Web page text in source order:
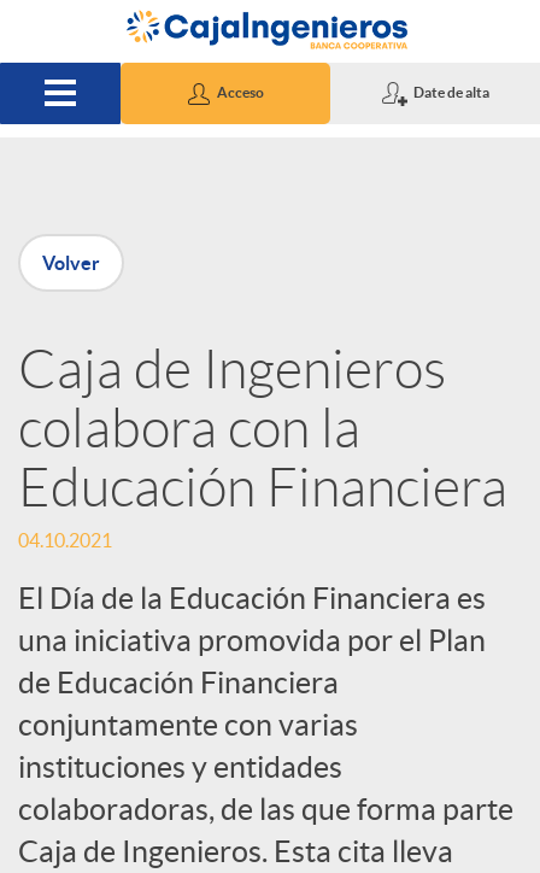
Saltar al contenido principal
Acceso Date de alta
P
u
b
l
i
c
a
d
o
Volver
Caja de Ingenieros
colabora con la
Educación Financiera
04.10.2021
El Día de la Educación Financiera es
una iniciativa promovida por el Plan
de Educación Financiera
conjuntamente con varias
instituciones y entidades
colaboradoras, de las que forma parte
Caja de Ingenieros. Esta cita lleva